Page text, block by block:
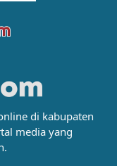
di kabupaten
media yang